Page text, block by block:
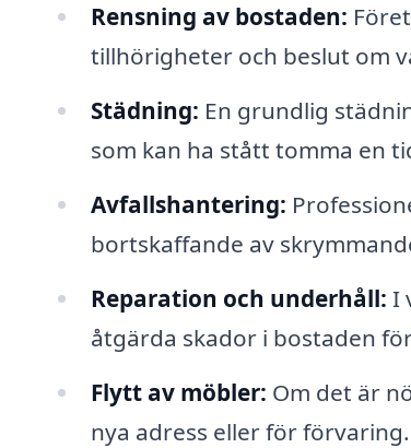
Rensning av bostaden:
tillhörigheter och beslut om
Städning: En grundlig
som kan ha stått tomma en
Avfallshantering:
bortskaffande av
Reparation och underhåll: I
åtgärda skador i bostaden
Flytt av möbler: Om det är
nya adress eller för förvaring.